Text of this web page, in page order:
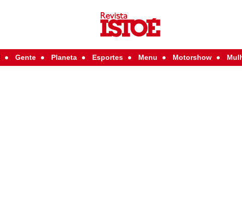
Gente Planeta Esportes Menu Motorshow